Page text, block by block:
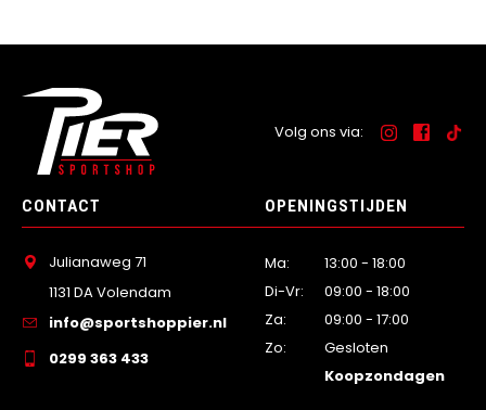
Volg ons via:
CONTACT
Julianaweg 71
1131 DA Volendam
info@sportshoppier.nl
0299 363 433
OPENINGSTIJDEN
Ma:
13:00 - 18:00
Di-Vr:
09:00 - 18:00
Za:
09:00 - 17:00
Zo:
Gesloten
Koopzondagen